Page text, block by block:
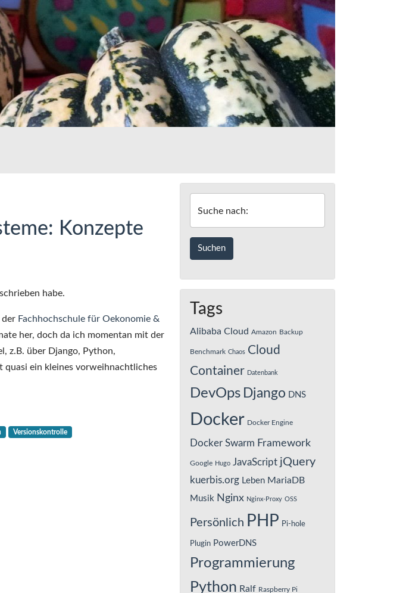
Konzepte
habe.
der Fachhochschule für Oekonomie &
her, doch da ich momentan mit der
z.B. über Django, Python,
quasi ein kleines vorweihnachtliches
Versionskontrolle
Suche nach:
Tags
Alibaba Cloud Amazon Backup
Benchmark Chaos Cloud
Container Datenbank
DevOps Django DNS
Docker Docker Engine
Docker Swarm Framework
Google Hugo JavaScript jQuery
kuerbis.org Leben MariaDB
Musik Nginx Nginx-Proxy OSS
Persönlich PHP Pi-hole
Plugin PowerDNS
Programmierung
Python Ralf Raspberry Pi